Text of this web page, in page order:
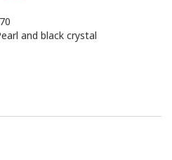
and black crystal